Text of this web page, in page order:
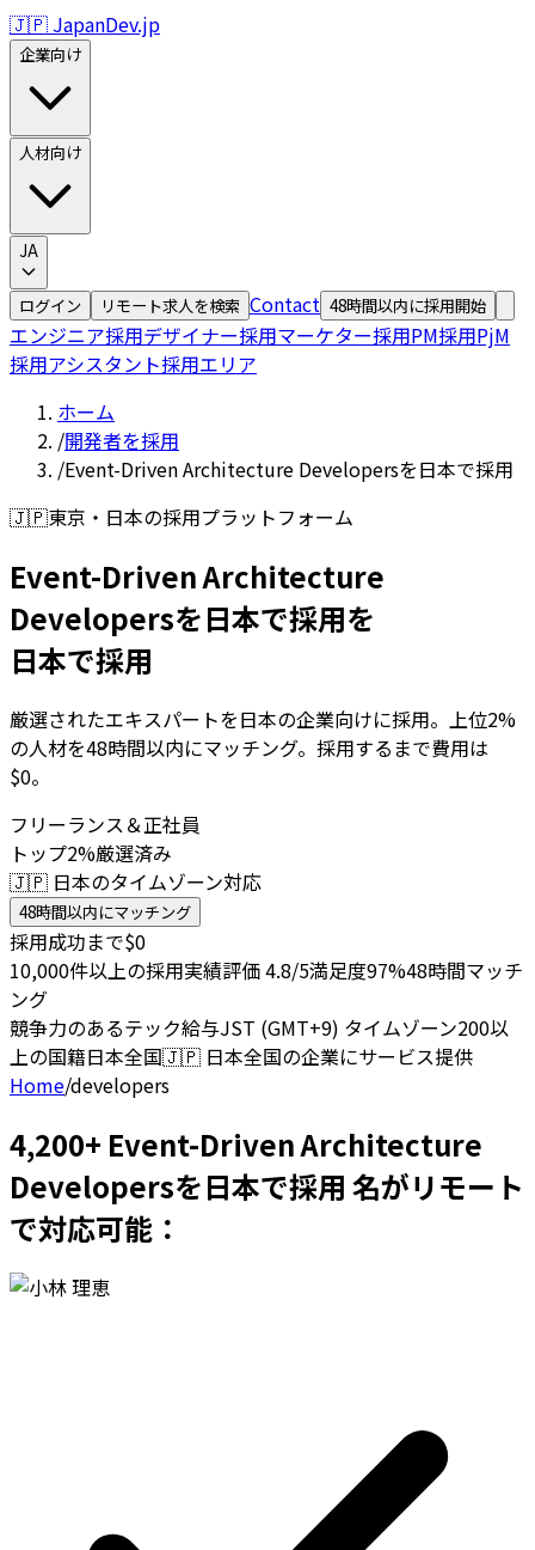
🇯🇵 JapanDev.jp
企業向け
人材向け
JA
ログイン リモート求人を検索 Contact 48時間以内に採用開始
エンジニア採用デザイナー採用マーケター採用PM採用PjM
採用アシスタント採用エリア
ホーム
/開発者を採用
/Event-Driven Architecture Developersを日本で採用
🇯🇵東京・日本の採用プラットフォーム
Event-Driven Architecture
Developersを日本で採用を
日本で採用
厳選されたエキスパートを日本の企業向けに採用。上位2%
の人材を48時間以内にマッチング。採用するまで費用は
$0。
フリーランス＆正社員
トップ2%厳選済み
🇯🇵 日本のタイムゾーン対応
48時間以内にマッチング
採用成功まで$0
10,000件以上の採用実績評価 4.8/5満足度97%48時間マッチ
ング
競争力のあるテック給与JST (GMT+9) タイムゾーン200以
上の国籍日本全国🇯🇵 日本全国の企業にサービス提供
Home/developers
4,200+ Event-Driven Architecture
Developersを日本で採用 名がリモート
で対応可能：